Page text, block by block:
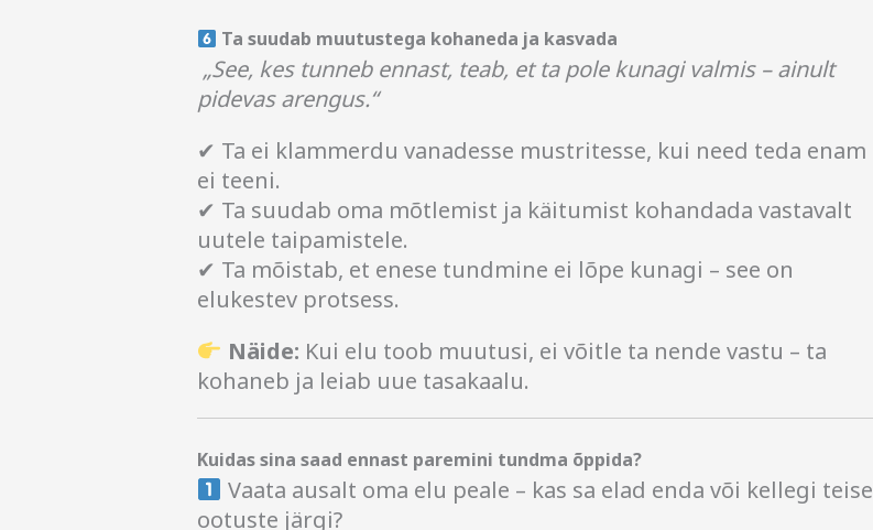
Ta suudab muutustega kohaneda ja kasvada
„See, kes tunneb ennast, teab, et ta pole kunagi valmis – ainult
pidevas arengus.“
✔ Ta ei klammerdu vanadesse mustritesse, kui need teda enam
ei teeni.
✔ Ta suudab oma mõtlemist ja käitumist kohandada vastavalt
uutele taipamistele.
✔ Ta mõistab, et enese tundmine ei lõpe kunagi – see on
elukestev protsess.
Näide: Kui elu toob muutusi, ei võitle ta nende vastu – ta
kohaneb ja leiab uue tasakaalu.
Kuidas sina saad ennast paremini tundma õppida?
Vaata ausalt oma elu peale – kas sa elad enda või kellegi teise
ootuste järgi?